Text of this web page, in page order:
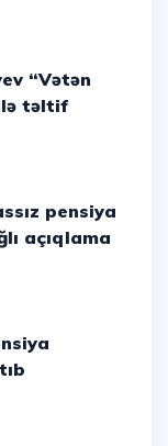
təltif
açıqlama